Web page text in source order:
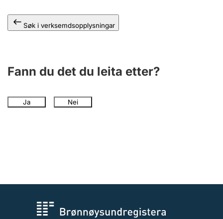
Søk i verksemdsopplysningar
Fann du det du leita etter?
Ja Nei